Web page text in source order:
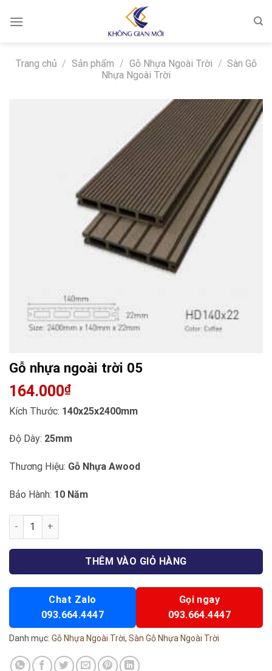
Trang chủ / Sản phẩm / Gỗ Nhựa Ngoài Trời / Sàn Gỗ
Nhựa Ngoài Trời
Gỗ nhựa ngoài trời 05
164.000₫
Kích Thước: 140x25x2400mm
Độ Dày: 25mm
Thương Hiệu: Gỗ Nhựa Awood
Bảo Hành: 10 Năm
Gỗ nhựa ngoài trời 05 số lượng
THÊM VÀO GIỎ HÀNG
Chat Zalo
093.664.4447
Gọi ngay
093.664.4447
Danh mục: Gỗ Nhựa Ngoài Trời, Sàn Gỗ Nhựa Ngoài Trời